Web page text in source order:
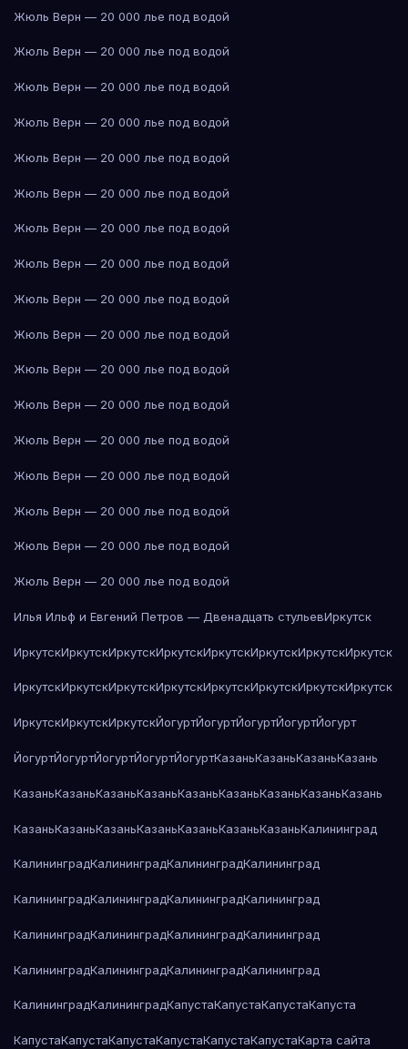
Жюль Верн — 20 000 лье под водой
Жюль Верн — 20 000 лье под водой
Жюль Верн — 20 000 лье под водой
Жюль Верн — 20 000 лье под водой
Жюль Верн — 20 000 лье под водой
Жюль Верн — 20 000 лье под водой
Жюль Верн — 20 000 лье под водой
Жюль Верн — 20 000 лье под водой
Жюль Верн — 20 000 лье под водой
Жюль Верн — 20 000 лье под водой
Жюль Верн — 20 000 лье под водой
Жюль Верн — 20 000 лье под водой
Жюль Верн — 20 000 лье под водой
Жюль Верн — 20 000 лье под водой
Жюль Верн — 20 000 лье под водой
Жюль Верн — 20 000 лье под водой
Жюль Верн — 20 000 лье под водой
Илья Ильф и Евгений Петров — Двенадцать стульевИркутск
ИркутскИркутскИркутскИркутскИркутскИркутскИркутскИркутск
ИркутскИркутскИркутскИркутскИркутскИркутскИркутскИркутск
ИркутскИркутскИркутскЙогуртЙогуртЙогуртЙогуртЙогурт
ЙогуртЙогуртЙогуртЙогуртЙогуртКазаньКазаньКазаньКазань
КазаньКазаньКазаньКазаньКазаньКазаньКазаньКазаньКазань
КазаньКазаньКазаньКазаньКазаньКазаньКазаньКалининград
КалининградКалининградКалининградКалининград
КалининградКалининградКалининградКалининград
КалининградКалининградКалининградКалининград
КалининградКалининградКалининградКалининград
КалининградКалининградКапустаКапустаКапустаКапуста
КапустаКапустаКапустаКапустаКапустаКапустаКарта сайта